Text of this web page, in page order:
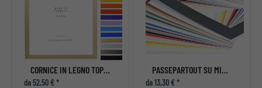
CORNICE IN LEGNO TOP CUBE SU MISURA
da 52,50 € *
PASSEPARTOUT SU MISURA
da 13,30 € *